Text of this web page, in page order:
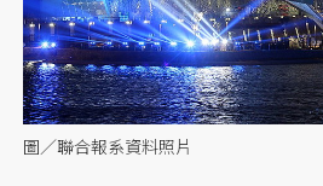
圖／聯合報系資料照片